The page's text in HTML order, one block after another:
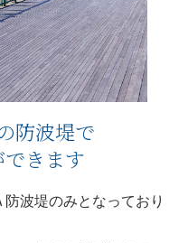
防波堤で
きます
波堤のみとなっており